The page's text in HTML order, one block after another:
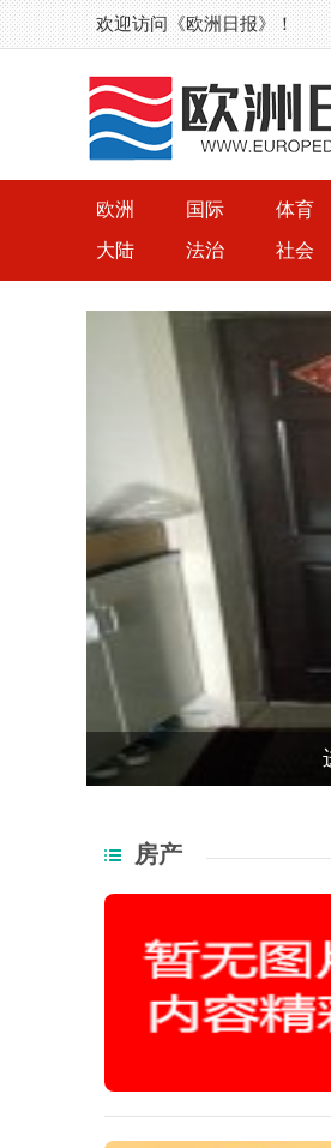
欢迎访问《欧洲日报》！
欧洲 国际 体育
大陆
法治 社会
房产